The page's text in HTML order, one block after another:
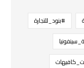
#بنود_للتجارة